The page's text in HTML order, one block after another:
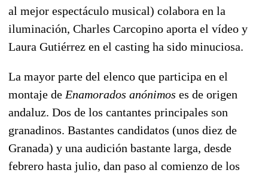
al mejor espectáculo musical) colabora en la
iluminación, Charles Carcopino aporta el vídeo y
Laura Gutiérrez en el casting ha sido minuciosa.
La mayor parte del elenco que participa en el
montaje de Enamorados anónimos es de origen
andaluz. Dos de los cantantes principales son
granadinos. Bastantes candidatos (unos diez de
Granada) y una audición bastante larga, desde
febrero hasta julio, dan paso al comienzo de los